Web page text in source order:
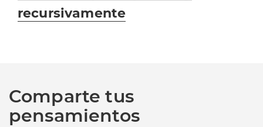
recursivamente
Comparte tus
pensamientos